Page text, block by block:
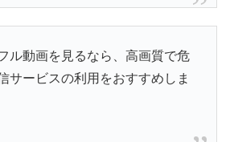
ル動画を見るなら、高画質で危
サービスの利用をおすすめしま